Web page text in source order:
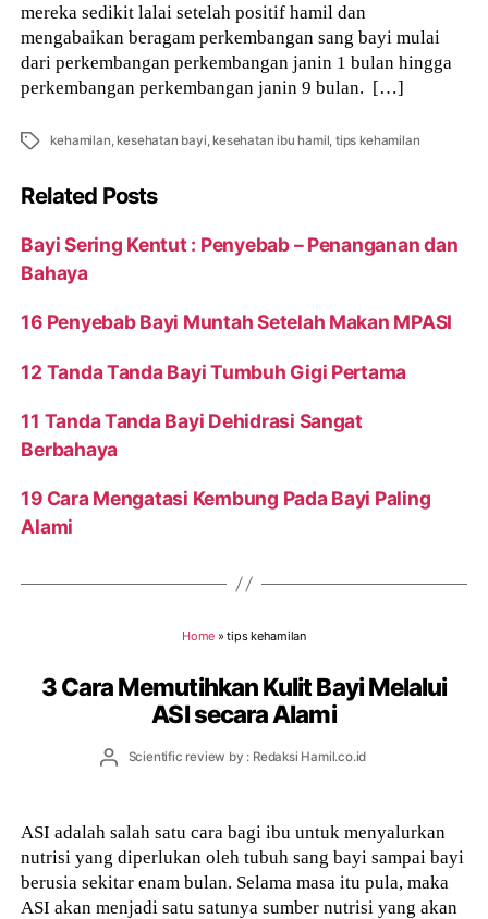
mereka sedikit lalai setelah positif hamil dan
mengabaikan beragam perkembangan sang bayi mulai
dari perkembangan perkembangan janin 1 bulan hingga
perkembangan perkembangan janin 9 bulan. […]
Tags kehamilan, kesehatan bayi, kesehatan ibu hamil,tips kehamilan
Related Posts
Bayi Sering Kentut : Penyebab – Penanganan dan
Bahaya
16 Penyebab Bayi Muntah Setelah Makan MPASI
12 Tanda Tanda Bayi Tumbuh Gigi Pertama
11 Tanda Tanda Bayi Dehidrasi Sangat
Berbahaya
19 Cara Mengatasi Kembung Pada Bayi Paling
Alami
Home »tips kehamilan
3 Cara Memutihkan Kulit Bayi Melalui
ASI secara Alami
PostScientific review by : Redaksi Hamil.co.id
ASI adalah salah satu cara bagi ibu untuk menyalurkan
nutrisi yang diperlukan oleh tubuh sang bayi sampai bayi
berusia sekitar enam bulan. Selama masa itu pula, maka
ASI akan menjadi satu satunya sumber nutrisi yang akan